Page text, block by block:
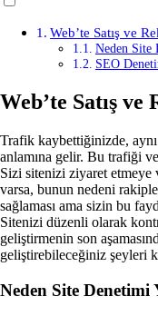
Web’te Satış ve
Neden Site
SEO
Web’te Satış ve
Trafik kaybettiğinizde,
anlamına gelir. Bu trafiği
Sizi sitenizi ziyaret etmeye
varsa, bunun nedeni
sağlaması ama sizin bu
Sitenizi düzenli olarak
geliştirmenin son
geliştirebileceğiniz şeyleri
Neden Site Denetimi